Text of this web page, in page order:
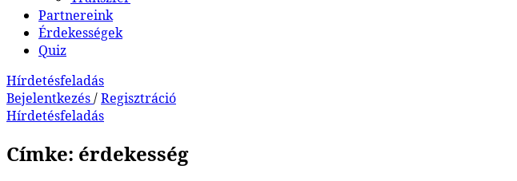
Partnereink
Érdekességek
Quiz
Hírdetésfeladás
Bejelentkezés/Regisztráció
Hírdetésfeladás
Címke: érdekesség